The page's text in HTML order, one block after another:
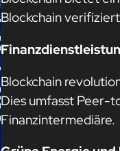
Blockchain
Blockchain
Dies umfasst Peer-
Finanzintermediäre.